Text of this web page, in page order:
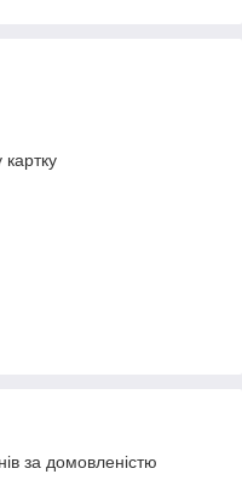
за домовленістю